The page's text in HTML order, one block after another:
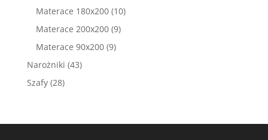
produktów
Materace 180x200 1010
Materace 200x200 99
Materace 90x200 99
Narożniki 4343
Szafy 2828